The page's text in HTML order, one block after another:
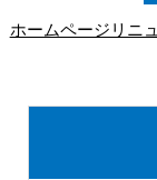
ホームページリニ